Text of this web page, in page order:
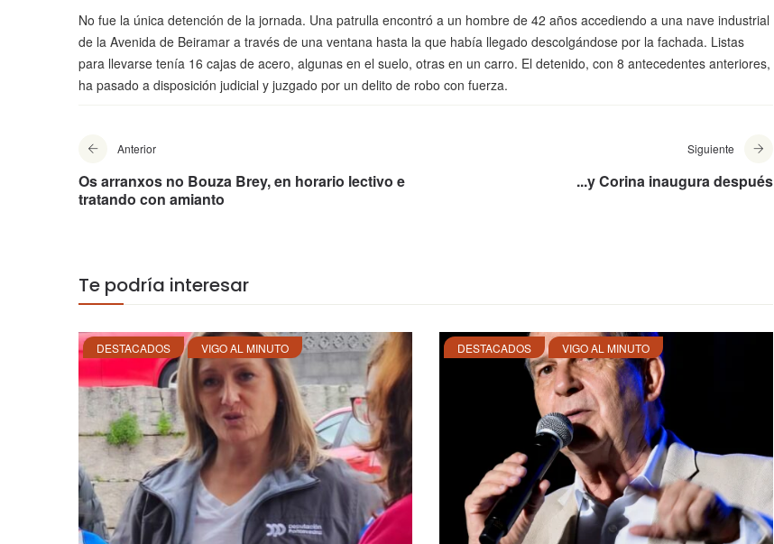
No fue la única detención de la jornada. Una patrulla encontró a un hombre de 42 años accediendo a una nave industrial
de la Avenida de Beiramar a través de una ventana hasta la que había llegado descolgándose por la fachada. Listas
para llevarse tenía 16 cajas de acero, algunas en el suelo, otras en un carro. El detenido, con 8 antecedentes anteriores,
ha pasado a disposición judicial y juzgado por un delito de robo con fuerza.
Anterior
Os arranxos no Bouza Brey, en horario lectivo e
tratando con amianto
Siguiente
...y Corina inaugura después
Te podría interesar
DESTACADOS VIGO AL MINUTO DESTACADOS VIGO AL MINUTO